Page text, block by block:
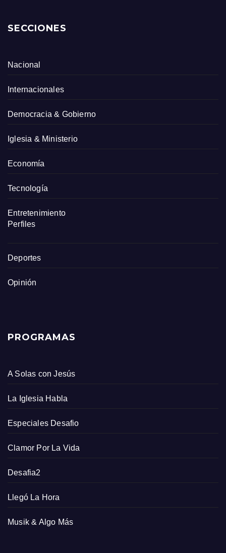
SECCIONES
Nacional
Internacionales
Democracia & Gobierno
Iglesia & Ministerio
Economía
Tecnología
Entretenimiento
Perfiles
Deportes
Opinión
PROGRAMAS
A Solas con Jesús
La Iglesia Habla
Especiales Desafio
Clamor Por La Vida
Desafia2
Llegó La Hora
Musik & Algo Más